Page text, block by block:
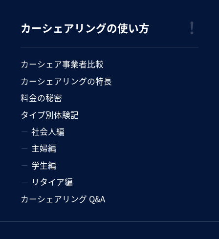
カーシェアリングの使い方
カーシェア事業者比較
カーシェアリングの特長
料金の秘密
タイプ別体験記
社会人編
主婦編
学生編
リタイア編
カーシェアリング Q&A